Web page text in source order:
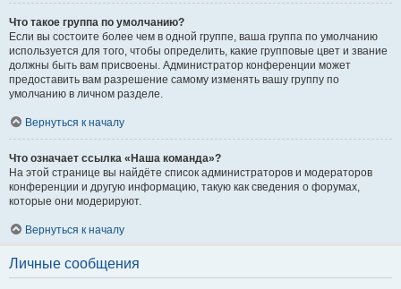
Что такое группа по умолчанию?
Если вы состоите более чем в одной группе, ваша группа по умолчанию
используется для того, чтобы определить, какие групповые цвет и звание
должны быть вам присвоены. Администратор конференции может
предоставить вам разрешение самому изменять вашу группу по
умолчанию в личном разделе.
Вернуться к началу
Что означает ссылка «Наша команда»?
На этой странице вы найдёте список администраторов и модераторов
конференции и другую информацию, такую как сведения о форумах,
которые они модерируют.
Вернуться к началу
Личные сообщения